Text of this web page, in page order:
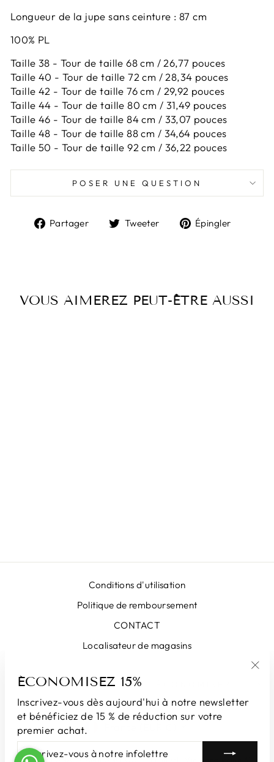
ÉCONOMISEZ 15%
Inscrivez-vous dès aujourd'hui à notre newsletter
et bénéficiez de 15 % de réduction sur votre
premier achat.
INSCRIVEZ-
VOUS
S'INSCRIRE
Longueur de la jupe sans ceinture : 87 cm
100% PL
Taille 38 - Tour de taille 68 cm / 26,77 pouces
Taille 40 - Tour de taille 72 cm / 28,34 pouces
Taille 42 - Tour de taille 76 cm / 29,92 pouces
Taille 44 - Tour de taille 80 cm / 31,49 pouces
Taille 46 - Tour de taille 84 cm / 33,07 pouces
Taille 48 - Tour de taille 88 cm / 34,64 pouces
Taille 50 - Tour de taille 92 cm / 36,22 pouces
POSER UNE QUESTION
Partager
PartagerTweeter
TweeterÉpingler
VOUS AIMEREZ PEUT-ÊTRE AUSSI
Conditions d'utilisation
Politique de remboursement
CONTACT
Localisateur de magasins
INSCRIVEZ-VOUS ET ÉCONOMISEZ
DEVISE
© 2026 LUNATICAMILANO.COM | Luna srl ​​​​| Via Cappuccina 61,